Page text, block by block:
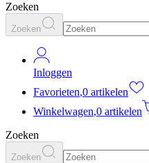
Zoeken
Zoeken
Inloggen
Favorieten,0 artikelen
Winkelwagen,0 artikelen
Zoeken
Zoeken